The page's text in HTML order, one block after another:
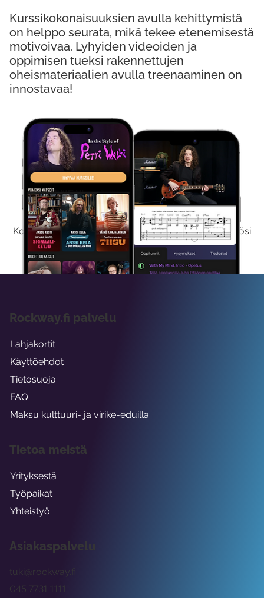
Kokeile Ilmaiseksi
Kokeilemalla ilmaiseksi saat koko sisältömme käyttöösi
viikon ajaksi.
Kurssikokonaisuuksien avulla kehittymistä
on helppo seurata, mikä tekee etenemisestä
motivoivaa. Lyhyiden videoiden ja
oppimisen tueksi rakennettujen
oheismateriaalien avulla treenaaminen on
innostavaa!
Asiakaspalvelu
tuki@rockway.fi
045 7731 1111
Rockway.fi palvelu
Lahjakortit
Käyttöehdot
Tietosuoja
FAQ
Maksu kulttuuri- ja virike-eduilla
Tietoa meistä
Yrityksestä
Työpaikat
Yhteistyö